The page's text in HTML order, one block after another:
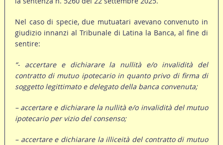
Nel caso di specie, due mutuatari avevano convenuto in
giudizio innanzi al Tribunale di Latina la Banca, al fine di
sentire:
“- accertare e dichiarare la nullità e/o invalidità del
contratto di mutuo ipotecario in quanto privo di firma di
soggetto legittimato e delegato della banca convenuta;
– accertare e dichiarare la nullità e/o invalidità del mutuo
ipotecario per vizio del consenso;
– accertare e dichiarare la illiceità del contratto di mutuo